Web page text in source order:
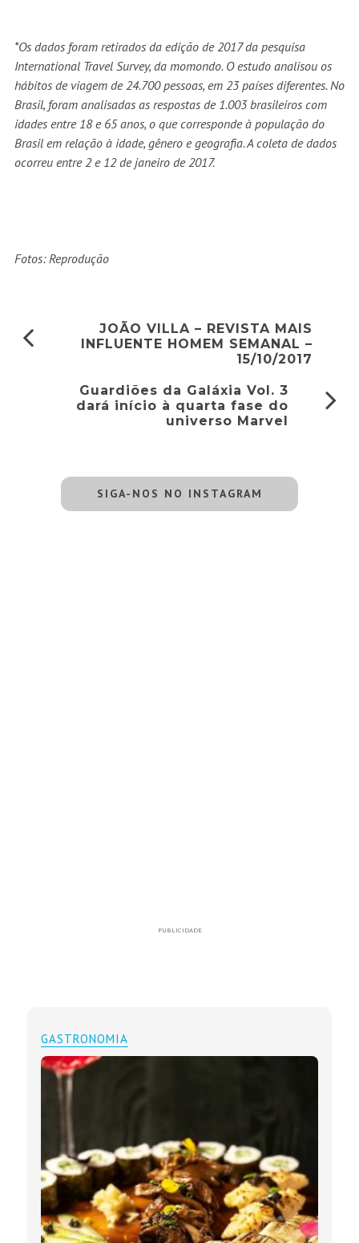
*Os dados foram retirados da edição de 2017 da pesquisa
International Travel Survey, da momondo. O estudo analisou os
hábitos de viagem de 24.700 pessoas, em 23 países diferentes. No
Brasil, foram analisadas as respostas de 1.003 brasileiros com
idades entre 18 e 65 anos, o que corresponde à população do
Brasil em relação à idade, gênero e geografia. A coleta de dados
ocorreu entre 2 e 12 de janeiro de 2017.
Fotos: Reprodução
JOÃO VILLA – REVISTA MAIS
INFLUENTE HOMEM SEMANAL –
15/10/2017
Guardiões da Galáxia Vol. 3
dará início à quarta fase do
universo Marvel
SIGA-NOS NO INSTAGRAM
PUBLICIDADE
GASTRONOMIA